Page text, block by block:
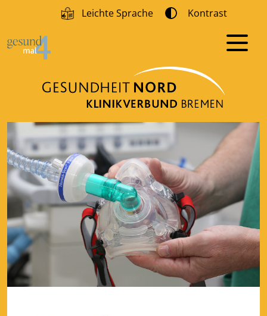
Leichte Sprache Kontrast